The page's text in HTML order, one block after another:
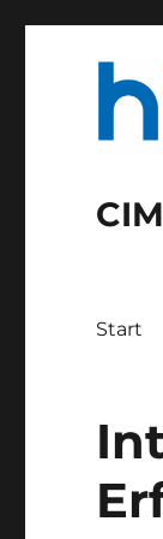
Start